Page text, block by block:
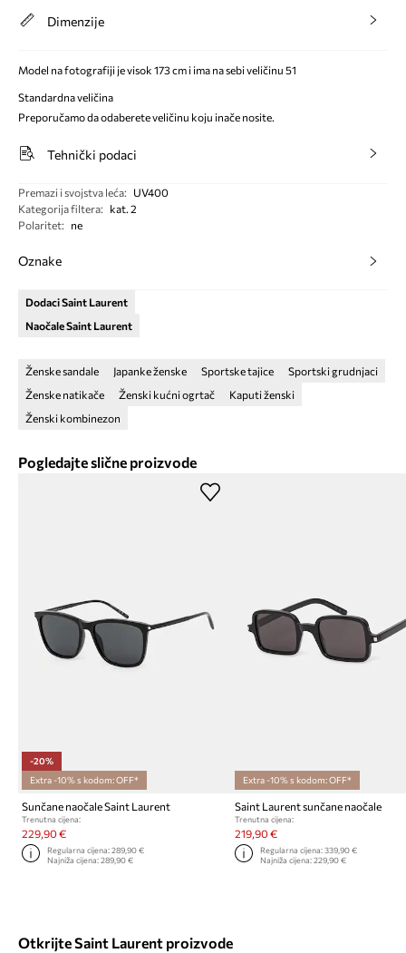
Dimenzije
Model na fotografiji je visok 173 cm i ima na sebi veličinu 51
Standardna veličina
Preporučamo da odaberete veličinu koju inače nosite.
Tehnički podaci
Premazi i svojstva leća:
UV400
Kategorija filtera:
kat. 2
Polaritet: ne
Oznake
Dodaci Saint Laurent
Naočale Saint Laurent
Ženske sandale Japanke ženske Sportske tajice
Sportski grudnjaci
Ženske natikače
Ženski kućni ogrtač
Kaputi ženski
Ženski kombinezon
Pogledajte slične proizvode
-20%
Extra -10% s kodom: OFF*
Sunčane naočale Saint Laurent
Trenutna cijena:
229,90 €
Regularna cijena:289,90 €
Najniža cijena:289,90 €
Extra -10% s kodom: OFF*
Saint Laurent sunčane naočale
Trenutna cijena:
219,90 €
Regularna cijena: 339,90 €
Najniža cijena: 229,90 €
Otkrijte Saint Laurent proizvode